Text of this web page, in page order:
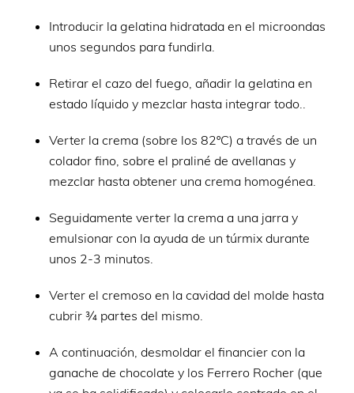
Introducir la gelatina hidratada en el microondas
unos segundos para fundirla.
Retirar el cazo del fuego, añadir la gelatina en
estado líquido y mezclar hasta integrar todo..
Verter la crema (sobre los 82ºC) a través de un
colador fino, sobre el praliné de avellanas y
mezclar hasta obtener una crema homogénea.
Seguidamente verter la crema a una jarra y
emulsionar con la ayuda de un túrmix durante
unos 2-3 minutos.
Verter el cremoso en la cavidad del molde hasta
cubrir ¾ partes del mismo.
A continuación, desmoldar el financier con la
ganache de chocolate y los Ferrero Rocher (que